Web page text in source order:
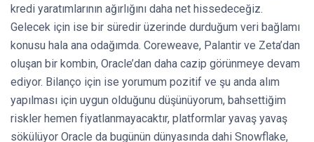
kredi yaratımlarının ağırlığını daha net hissedeceğiz.
Gelecek için ise bir süredir üzerinde durduğum veri bağlamı
konusu hala ana odağımda. Coreweave, Palantir ve Zeta’dan
oluşan bir kombin, Oracle’dan daha cazip görünmeye devam
ediyor. Bilanço için ise yorumum pozitif ve şu anda alım
yapılması için uygun olduğunu düşünüyorum, bahsettiğim
riskler hemen fiyatlanmayacaktır, platformlar yavaş yavaş
sökülüyor Oracle da bugünün dünyasında dahi Snowflake,